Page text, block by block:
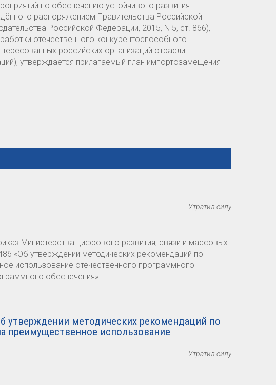
по обеспечению устойчивого развития
распоряжением Правительства Российской
Российской Федерации, 2015, N 5, ст. 866),
отечественного конкурентоспособного
российских организаций отрасли
утверждается прилагаемый план импортозамещения
Утратил силу
Министерства цифрового развития, связи и массовых
«Об утверждении методических рекомендаций по
использование отечественного программного
обеспечения»
утверждении методических рекомендаций по
преимущественное использование
Утратил силу